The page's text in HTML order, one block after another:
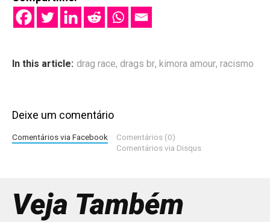
In this article: drag race, drags br, kimora amour, racismo
Deixe um comentário
Comentários via Facebook
Comentários (0)
Comentários via Disqus
Veja Também